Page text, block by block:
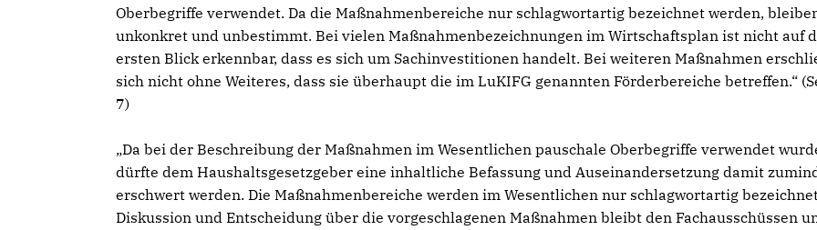
Oberbegriffe verwendet. Da die Maßnahmenbereiche nur schlagwortartig bezeichnet werden,
unkonkret und unbestimmt. Bei vielen Maßnahmenbezeichnungen im Wirtschaftsplan ist nicht auf
ersten Blick erkennbar, dass es sich um Sachinvestitionen handelt. Bei weiteren Maßnahmen
sich nicht ohne Weiteres, dass sie überhaupt die im LuKIFG genannten Förderbereiche betreffen.“
7)
Da bei der Beschreibung der Maßnahmen im Wesentlichen pauschale Oberbegriffe verwendet
dürfte dem Haushaltsgesetzgeber eine inhaltliche Befassung und Auseinandersetzung damit
erschwert werden. Die Maßnahmenbereiche werden im Wesentlichen nur schlagwortartig
Diskussion und Entscheidung über die vorgeschlagenen Maßnahmen bleibt den Fachausschüssen